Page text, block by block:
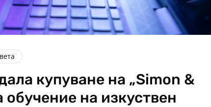
купуване на „Simon &
обучение на изкуствен